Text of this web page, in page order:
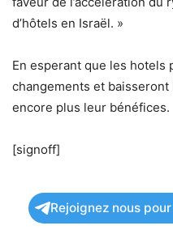
d’hôtels en Israël. »
En esperant que les hotels
changements et
encore plus leur bénéfices.
[signoff]
Rejoignez nous